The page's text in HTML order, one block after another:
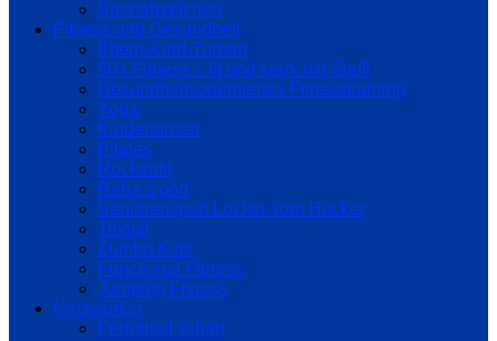
Sportabzeichen
Fitness und Gesundheit
Eltern-Kind-Turnen
50+ Fitness – fit und stark mit Steffi
Gesundheitsorientiertes Fitnesstraining
Yoga
Kinderturnen
Pilates
Rückenfit
Reha-Sport
Seniorensport Locker vom Hocker
Trivital
Zumba Kids
Functional Fitness
Jumping Fitness
Netzwerker
Federball scharf